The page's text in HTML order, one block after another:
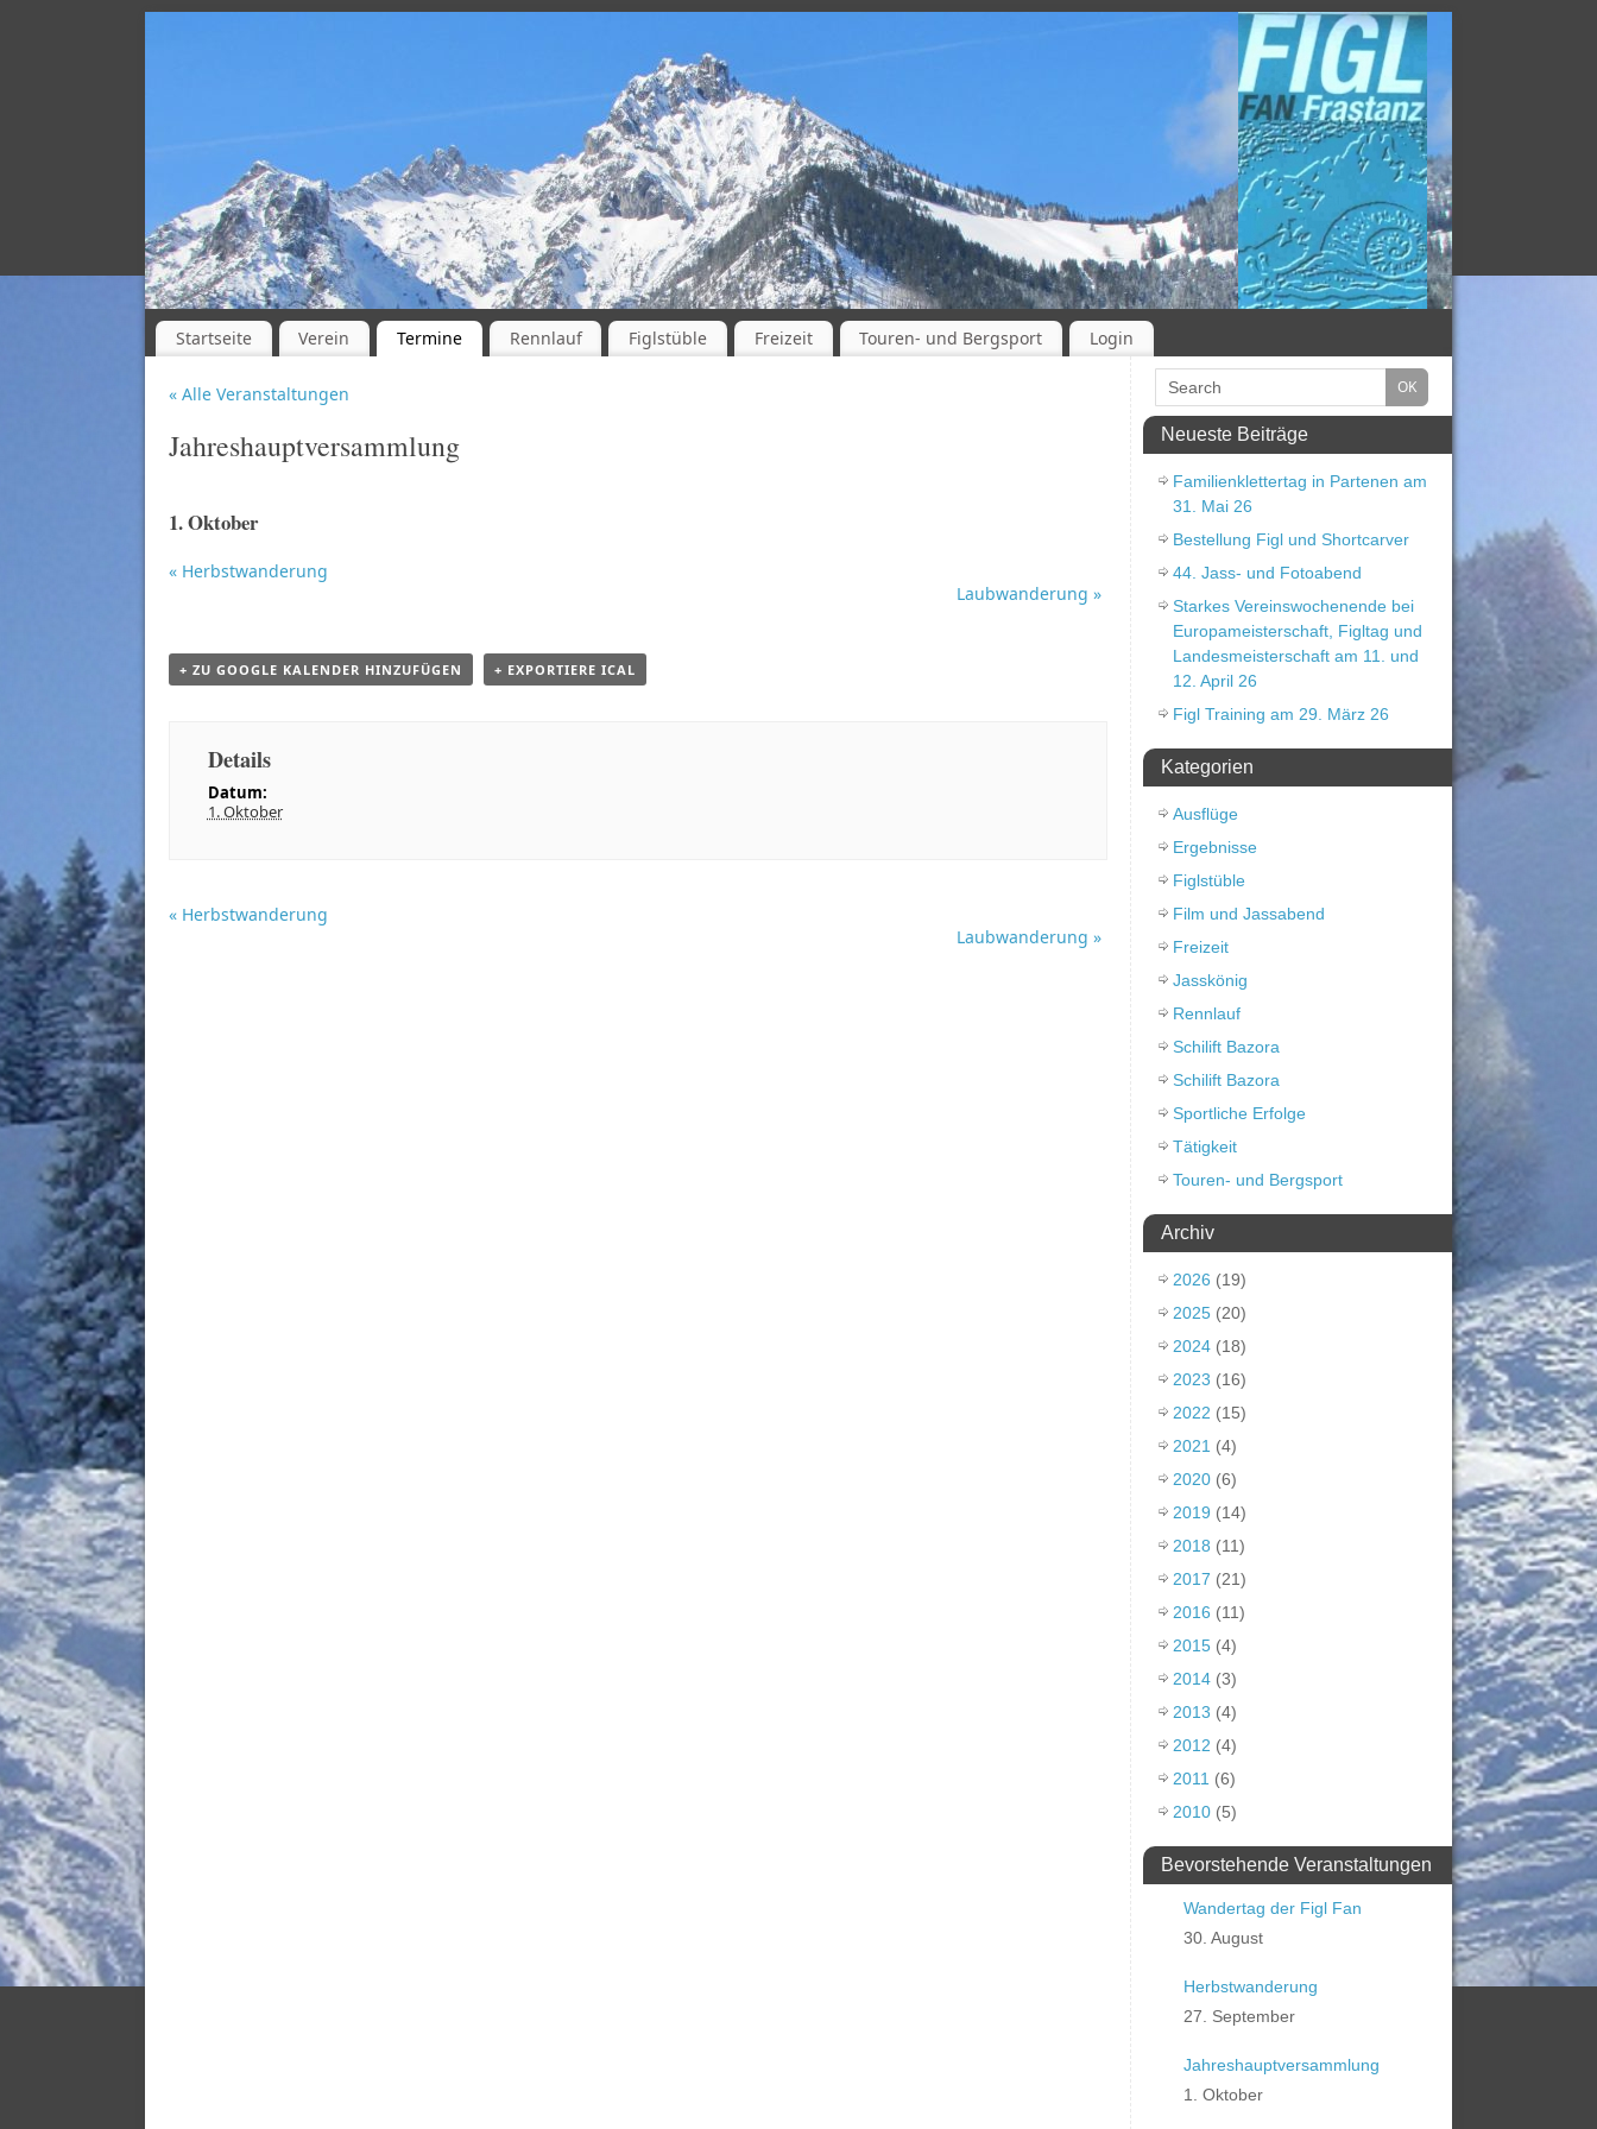
Startseite Verein Termine Rennlauf Figlstüble Freizeit Touren- und Bergsport Login
« Alle Veranstaltungen
Jahreshauptversammlung
1. Oktober
« Herbstwanderung
Laubwanderung »
+ ZU GOOGLE KALENDER HINZUFÜGEN + EXPORTIERE ICAL
Details
Datum:
1. Oktober
« Herbstwanderung
Laubwanderung »
Neueste Beiträge
Familienklettertag in Partenen am
31. Mai 26
Bestellung Figl und Shortcarver
44. Jass- und Fotoabend
Starkes Vereinswochenende bei
Europameisterschaft, Figltag und
Landesmeisterschaft am 11. und
12. April 26
Figl Training am 29. März 26
Kategorien
Ausflüge
Ergebnisse
Figlstüble
Film und Jassabend
Freizeit
Jasskönig
Rennlauf
Schilift Bazora
Schilift Bazora
Sportliche Erfolge
Tätigkeit
Touren- und Bergsport
Archiv
2026 (19)
2025 (20)
2024 (18)
2023 (16)
2022 (15)
2021 (4)
2020 (6)
2019 (14)
2018 (11)
2017 (21)
2016 (11)
2015 (4)
2014 (3)
2013 (4)
2012 (4)
2011 (6)
2010 (5)
Bevorstehende Veranstaltungen
Wandertag der Figl Fan
30. August
Herbstwanderung
27. September
Jahreshauptversammlung
1. Oktober